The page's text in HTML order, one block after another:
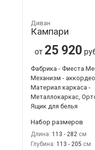
Диван
Кампари
от 25 920
Фабрика - Фиеста
Механизм -
Материал каркаса -
Металлокаркас,
Ящик для белья
Набор размеров
Длина: 113 - 282
Глубина: 113 - 205